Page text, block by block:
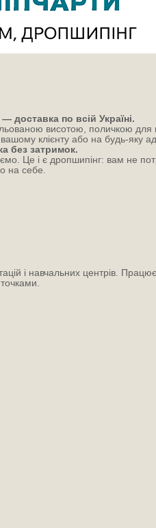
доставка по всій Україні.
висотою, поличкою для
клієнту або на будь-яку
без затримок.
Це і є дропшипінг: вам не
на себе.
і навчальних центрів.